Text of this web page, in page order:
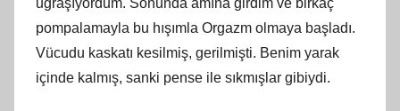
pompalamayla bu hışımla Orgazm olmaya başladı.
Vücudu kaskatı kesilmiş, gerilmişti. Benim yarak
içinde kalmış, sanki pense ile sıkmışlar gibiydi.